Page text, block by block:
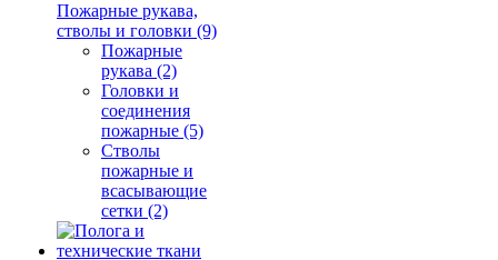
Пожарные рукава,
стволы и головки (9)
Пожарные
рукава (2)
Головки и
соединения
пожарные (5)
Стволы
пожарные и
всасывающие
сетки (2)